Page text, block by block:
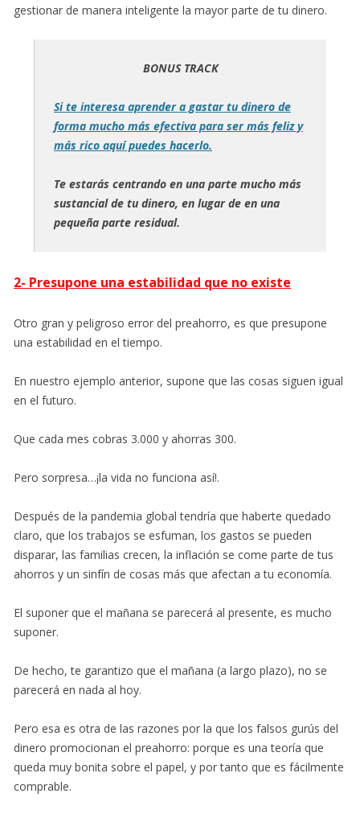
gestionar de manera inteligente la mayor parte de tu dinero.
BONUS TRACK
Si te interesa aprender a gastar tu dinero de
forma mucho más efectiva para ser más feliz y
más rico aquí puedes hacerlo.
Te estarás centrando en una parte mucho más
sustancial de tu dinero, en lugar de en una
pequeña parte residual.
2- Presupone una estabilidad que no existe
Otro gran y peligroso error del preahorro, es que presupone
una estabilidad en el tiempo.
En nuestro ejemplo anterior, supone que las cosas siguen igual
en el futuro.
Que cada mes cobras 3.000 y ahorras 300.
Pero sorpresa…¡la vida no funciona así!.
Después de la pandemia global tendría que haberte quedado
claro, que los trabajos se esfuman, los gastos se pueden
disparar, las familias crecen, la inflación se come parte de tus
ahorros y un sinfín de cosas más que afectan a tu economía.
El suponer que el mañana se parecerá al presente, es mucho
suponer.
De hecho, te garantizo que el mañana (a largo plazo), no se
parecerá en nada al hoy.
Pero esa es otra de las razones por la que los falsos gurús del
dinero promocionan el preahorro: porque es una teoría que
queda muy bonita sobre el papel, y por tanto que es fácilmente
comprable.